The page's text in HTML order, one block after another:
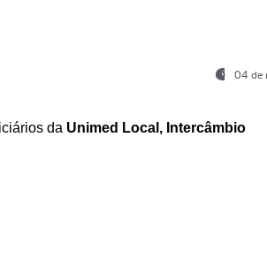
04 de
da Unimed Local, Intercâmbio